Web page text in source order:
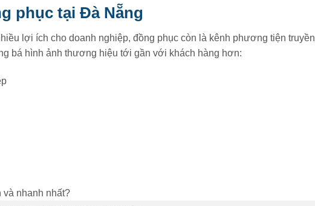
phục tại Đà Nẵng
lợi ích cho doanh nghiệp, đồng phục còn là kênh phương tiện truyền
bá hình ảnh thương hiệu tới gần với khách hàng hơn: